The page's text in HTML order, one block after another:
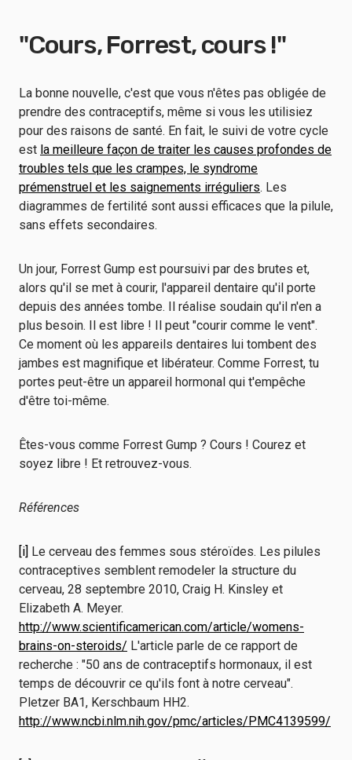
"Cours, Forrest, cours !"
La bonne nouvelle, c'est que vous n'êtes pas obligée de
prendre des contraceptifs, même si vous les utilisiez
pour des raisons de santé. En fait, le suivi de votre cycle
est la meilleure façon de traiter les causes profondes de
troubles tels que les crampes, le syndrome
prémenstruel et les saignements irréguliers. Les
diagrammes de fertilité sont aussi efficaces que la pilule,
sans effets secondaires.
Un jour, Forrest Gump est poursuivi par des brutes et,
alors qu'il se met à courir, l'appareil dentaire qu'il porte
depuis des années tombe. Il réalise soudain qu'il n'en a
plus besoin. Il est libre ! Il peut "courir comme le vent".
Ce moment où les appareils dentaires lui tombent des
jambes est magnifique et libérateur. Comme Forrest, tu
portes peut-être un appareil hormonal qui t'empêche
d'être toi-même.
Êtes-vous comme Forrest Gump ? Cours ! Courez et
soyez libre ! Et retrouvez-vous.
Références
[i] Le cerveau des femmes sous stéroïdes. Les pilules
contraceptives semblent remodeler la structure du
cerveau, 28 septembre 2010, Craig H. Kinsley et
Elizabeth A. Meyer.
http://www.scientificamerican.com/article/womens-
brains-on-steroids/ L'article parle de ce rapport de
recherche : "50 ans de contraceptifs hormonaux, il est
temps de découvrir ce qu'ils font à notre cerveau".
Pletzer BA1, Kerschbaum HH2.
http://www.ncbi.nlm.nih.gov/pmc/articles/PMC4139599/